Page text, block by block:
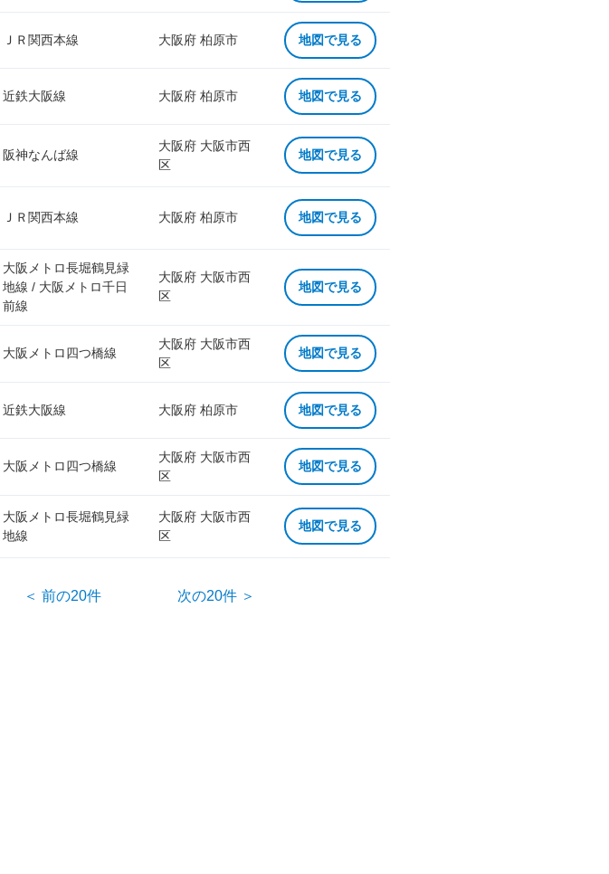
ＪＲ関西本線 大阪府 柏原市 地図で見る
近鉄大阪線 大阪府 柏原市 地図で見る
阪神なんば線
大阪府 大阪市西
区
地図で見る
ＪＲ関西本線 大阪府 柏原市 地図で見る
大阪メトロ長堀鶴見緑
地線 / 大阪メトロ千日
前線
大阪府 大阪市西
区
地図で見る
大阪メトロ四つ橋線
大阪府 大阪市西
区
地図で見る
近鉄大阪線 大阪府 柏原市 地図で見る
大阪メトロ四つ橋線
大阪府 大阪市西
区
地図で見る
大阪メトロ長堀鶴見緑
地線
大阪府 大阪市西
区
地図で見る
＜ 前の20件 次の20件 ＞